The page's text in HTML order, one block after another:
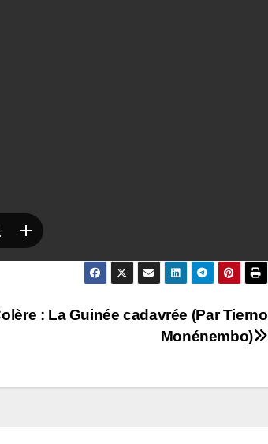
: La Guinée cadavrée (Par Tierno
Monénembo)